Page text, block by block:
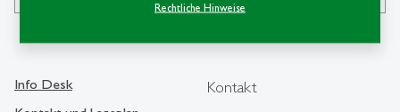
Rechtliche Hinweise
Info Desk
Kontakt